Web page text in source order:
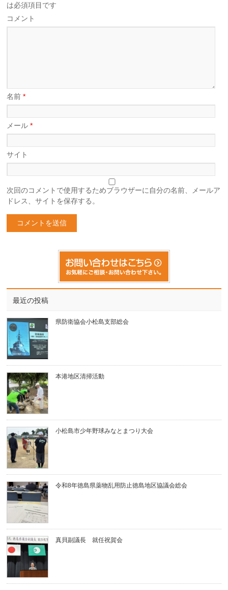
は必須項目です
コメント
名前*
メール*
サイト
次回のコメントで使用するためブラウザーに自分の名前、メールア
ドレス、サイトを保存する。
最近の投稿
県防衛協会小松島支部総会
本港地区清掃活動
小松島市少年野球みなとまつり大会
令和8年徳島県薬物乱用防止徳島地区協議会総会
真貝副議長 就任祝賀会